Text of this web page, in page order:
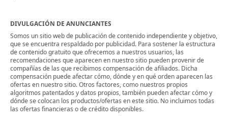
DIVULGACIÓN DE ANUNCIANTES
Somos un sitio web de publicación de contenido independiente y objetivo,
que se encuentra respaldado por publicidad. Para sostener la estructura
de contenido gratuito que ofrecemos a nuestros usuarios, las
recomendaciones que aparecen en nuestro sitio pueden provenir de
compañías de las que recibimos compensación de afiliados. Dicha
compensación puede afectar cómo, dónde y en qué orden aparecen las
ofertas en nuestro sitio. Otros factores, como nuestros propios
algoritmos patentados y datos propios, también pueden afectar cómo y
dónde se colocan los productos/ofertas en este sitio. No incluimos todas
las ofertas financieras o de crédito disponibles.